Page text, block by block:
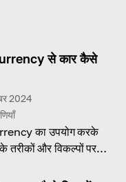
से कार कैसे
2024
का उपयोग करके
तरीकों और विकल्पों पर